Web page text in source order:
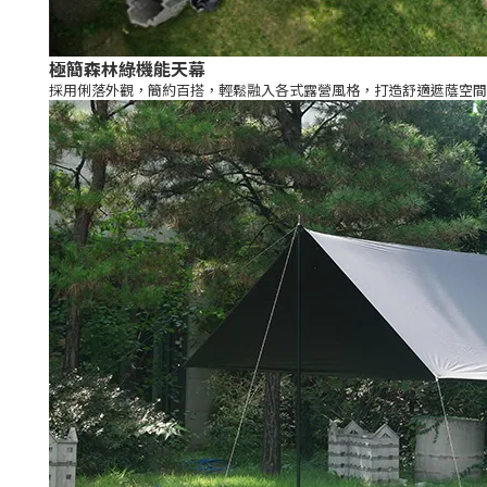
極簡森林綠機能天幕
採用俐落外觀，簡約百搭，輕鬆融入各式露營風格，打造舒適遮蔭空